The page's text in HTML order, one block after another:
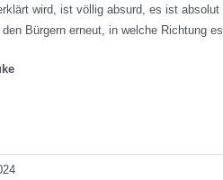
wird, ist völlig absurd, es ist
Bürgern erneut, in welche Richtung